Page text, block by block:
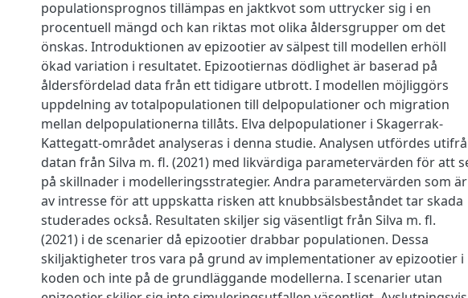
populationsprognos tillämpas en jaktkvot som uttrycker sig i en
procentuell mängd och kan riktas mot olika åldersgrupper om det
önskas. Introduktionen av epizootier av sälpest till modellen erhöll
ökad variation i resultatet. Epizootiernas dödlighet är baserad på
åldersfördelad data från ett tidigare utbrott. I modellen möjliggörs
uppdelning av totalpopulationen till delpopulationer och migration
mellan delpopulationerna tillåts. Elva delpopulationer i Skagerrak-
Kattegatt-området analyseras i denna studie. Analysen utfördes
datan från Silva m. fl. (2021) med likvärdiga parametervärden för att
på skillnader i modelleringsstrategier. Andra parametervärden som är
av intresse för att uppskatta risken att knubbsälsbeståndet tar skada
studerades också. Resultaten skiljer sig väsentligt från Silva m. fl.
(2021) i de scenarier då epizootier drabbar populationen. Dessa
skiljaktigheter tros vara på grund av implementationer av epizootier i
koden och inte på de grundläggande modellerna. I scenarier utan